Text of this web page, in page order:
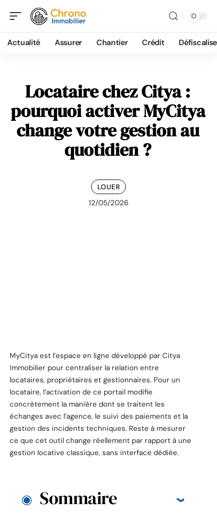
Actualité Assurer Chantier Crédit
Locataire chez Citya :
pourquoi activer MyCitya
change votre gestion au
quotidien ?
LOUER
12/05/2026
MyCitya est l’espace en ligne développé par Citya
Immobilier pour centraliser la relation entre
locataires, propriétaires et gestionnaires. Pour un
locataire, l’activation de ce portail modifie
concrètement la manière dont se traitent les
échanges avec l’agence, le suivi des paiements et la
gestion des incidents techniques. Reste à mesurer
ce que cet outil change réellement par rapport à une
gestion locative classique, sans interface dédiée.
Sommaire